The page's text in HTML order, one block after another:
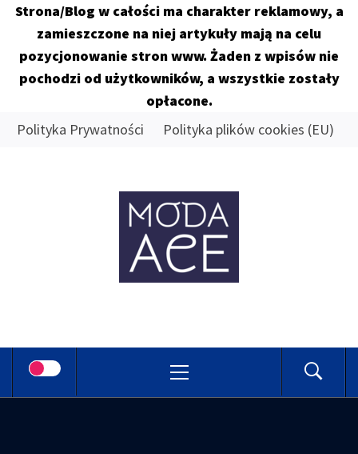
Strona/Blog w całości ma charakter reklamowy, a
zamieszczone na niej artykuły mają na celu
pozycjonowanie stron www. Żaden z wpisów nie
pochodzi od użytkowników, a wszystkie zostały
opłacone.
SkipPolityka Prywatności Polityka plików cookies (EU)
MODA
ACE
Menu